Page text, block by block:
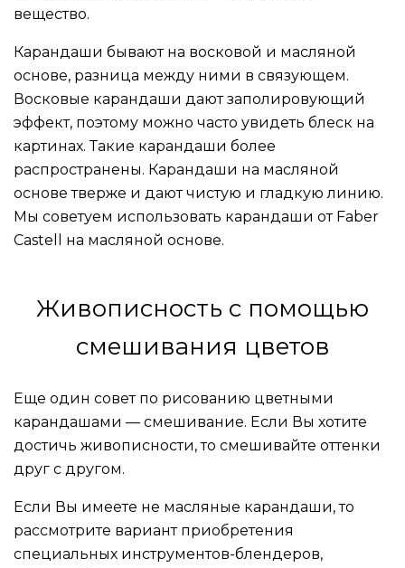
вещество.
Карандаши бывают на восковой и масляной
основе, разница между ними в связующем.
Восковые карандаши дают заполировующий
эффект, поэтому можно часто увидеть блеск на
картинах. Такие карандаши более
распространены. Карандаши на масляной
основе тверже и дают чистую и гладкую линию.
Мы советуем использовать карандаши от Faber
Castell на масляной основе.
Живописность с помощью
смешивания цветов
Еще один совет по рисованию цветными
карандашами — смешивание. Если Вы хотите
достичь живописности, то смешивайте оттенки
друг с другом.
Если Вы имеете не масляные карандаши, то
рассмотрите вариант приобретения
специальных инструментов-блендеров,